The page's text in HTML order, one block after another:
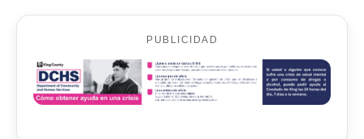
PUBLICIDAD